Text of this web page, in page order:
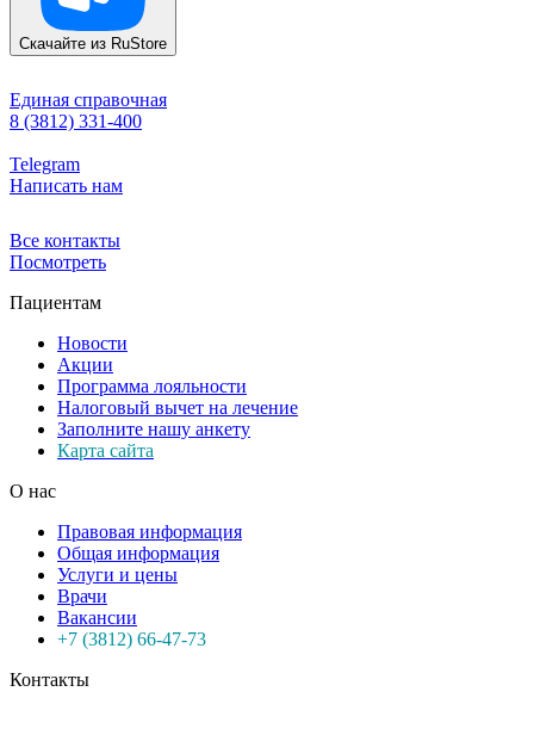
Скачайте из RuStore
Единая справочная
8 (3812) 331-400
Telegram
Написать нам
Все контакты
Посмотреть
Пациентам
Новости
Акции
Программа лояльности
Налоговый вычет на лечение
Заполните нашу анкету
Карта сайта
О нас
Правовая информация
Общая информация
Услуги и цены
Врачи
Вакансии
+7 (3812) 66-47-73
Контакты